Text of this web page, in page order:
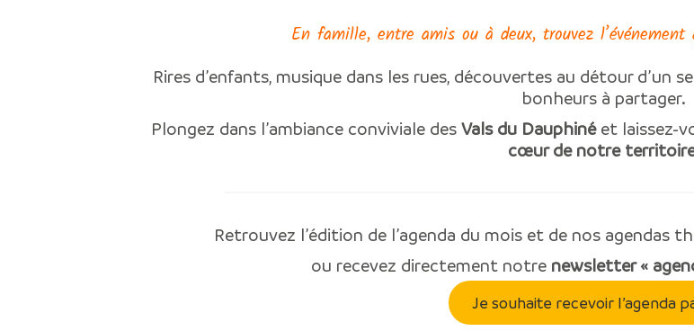
En famille, entre amis ou à deux, trouvez
Rires d’enfants, musique dans les rues, découvertes au détour d’un
bonheurs à partager.
Plongez dans l’ambiance conviviale des Vals du Dauphinéet laissez-
cœur de notre
Retrouvez l’édition de l’agenda du mois et de nos agendas
ou recevez directement notre newsletter «
Je souhaite recevoir l’agenda